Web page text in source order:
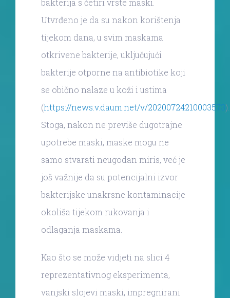
Utvrđeno je da su nakon korištenja
tijekom dana, u svim maskama
otkrivene bakterije, uključujući
bakterije otporne na antibiotike koji
se obično nalaze u koži i ustima
(https://news.v.daum.net/v/20200724210003573).
Stoga, nakon ne previše dugotrajne
upotrebe maski, maske mogu ne
samo stvarati neugodan miris, već je
još važnije da su potencijalni izvor
bakterijske unakrsne kontaminacije
okoliša tijekom rukovanja i
odlaganja maskama.
Kao što se može vidjeti na slici 4
reprezentativnog eksperimenta,
vanjski slojevi maski, impregnirani